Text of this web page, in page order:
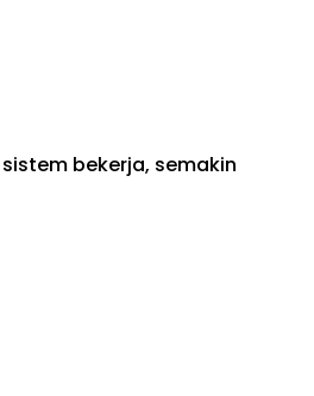
bekerja, semakin